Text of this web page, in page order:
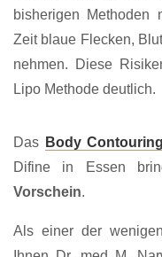
bisherigen Methoden
Zeit blaue Flecken,
nehmen. Diese
Lipo Methode deutlich.
Das Body Contouring
Difine in Essen
Vorschein.
Als einer der